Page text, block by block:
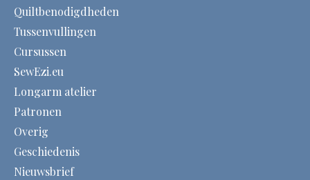
Quiltbenodigdheden
Tussenvullingen
Cursussen
SewEzi.eu
Longarm atelier
Patronen
Overig
Geschiedenis
Nieuwsbrief